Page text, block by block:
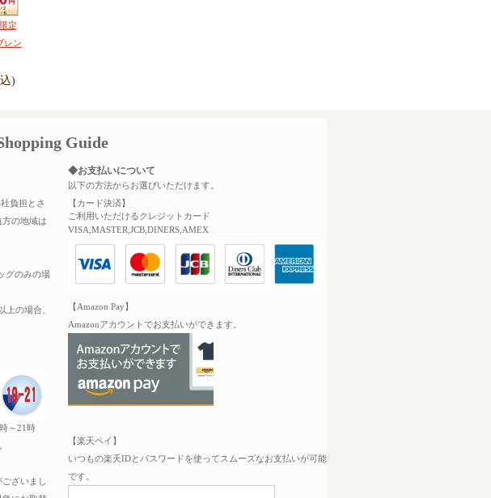
定
レン
)
Guide
負担とさ
の地域は
グのみの場
上の場合、
～21時
ざいまし
◆お支払いについて
以下の方法からお選びいただけます。
【カード決済】
ご利用いただけるクレジットカード
VISA,MASTER,JCB,DINERS,AMEX
【Amazon Pay】
Amazonアカウントでお支払いができます。
【楽天ペイ】
いつもの楽天IDとパスワードを使ってスムーズなお支払いが可能
です。